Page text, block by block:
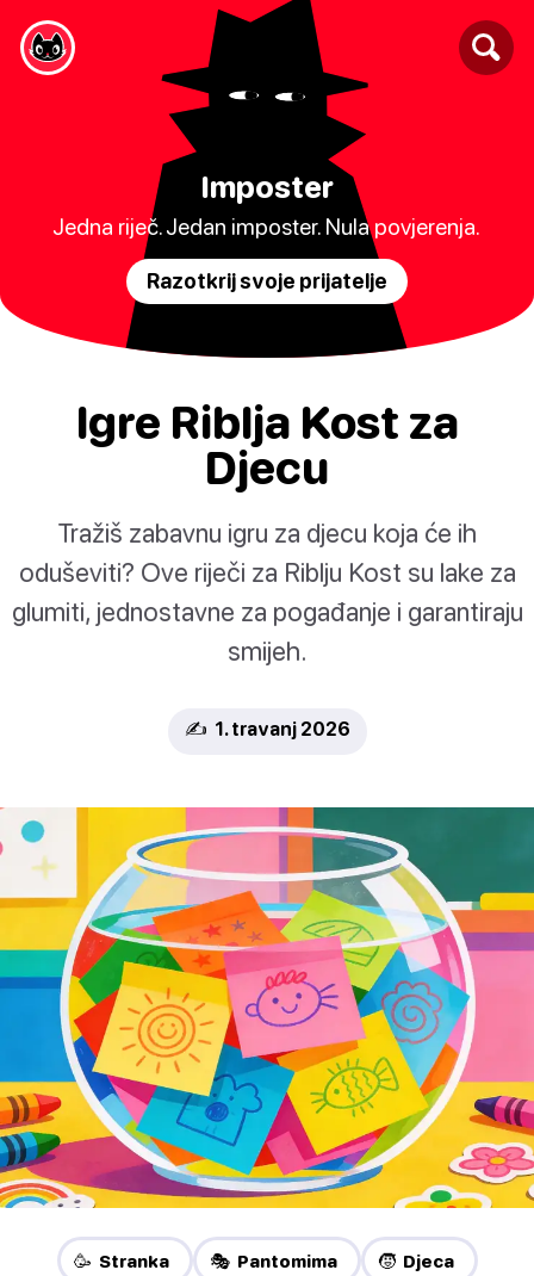
Imposter
Jedna riječ. Jedan imposter. Nula povjerenja.
Razotkrij svoje prijatelje
Igre Riblja Kost za
Djecu
Tražiš zabavnu igru za djecu koja će ih
oduševiti? Ove riječi za Riblju Kost su lake za
glumiti, jednostavne za pogađanje i garantiraju
smijeh.
✍️ 1. travanj 2026
🥳 Stranka 🎭 Pantomima 🧒 Djeca